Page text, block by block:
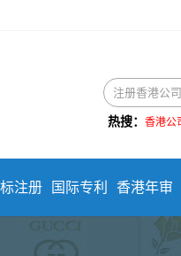
热搜： 香港公
注册 国际专利 香港年审